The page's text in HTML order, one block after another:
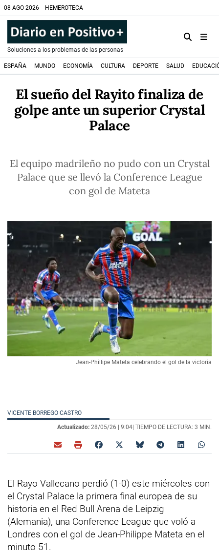
08 AGO 2026 HEMEROTECA
Soluciones a los problemas de las personas
ESPAÑA MUNDO ECONOMÍA CULTURA DEPORTE SALUD
El sueño del Rayito finaliza de
golpe ante un superior Crystal
Palace
El equipo madrileño no pudo con un Crystal
Palace que se llevó la Conference League
con gol de Mateta
Jean-Phillipe Mateta celebrando el gol de la victoria
VICENTE BORREGO CASTRO
Actualizado: 28/05/26 | 9:04 | TIEMPO DE LECTURA: 3 MIN.
El Rayo Vallecano perdió (1-0) este miércoles con
el Crystal Palace la primera final europea de su
historia en el Red Bull Arena de Leipzig
(Alemania), una Conference League que voló a
Londres con el gol de Jean-Philippe Mateta en el
minuto 51.